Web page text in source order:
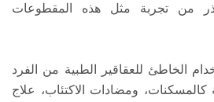
من تجربة مثل هذه المقطوعات
الخاطئ للعقاقير الطبية من الفرد
ومضادات الاكتئاب، علاج